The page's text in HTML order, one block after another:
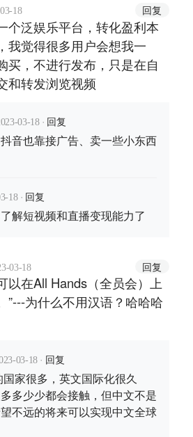
18 回复
个泛娱乐平台，转化盈利本
我觉得很多用户会想我一
买，不进行发布，只是在自
和转发浏览视频
03-18 · 回复
音也靠接广告、卖一些小东西
18 · 回复
解短视频和直播变现能力了
03-18 回复
以在All Hands（全员会）上
”---为什么不用汉语？哈哈哈
03-18 · 回复
家很多，英文国际化很久
多少少都会接触，但中文不是
不远的将来可以实现中文全球